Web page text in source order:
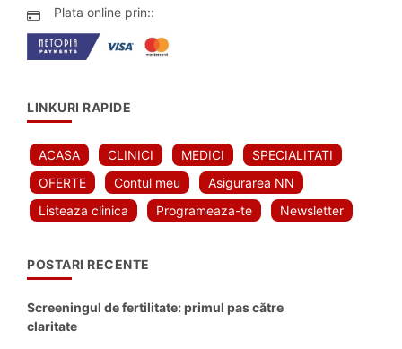
Plata online prin::
LINKURI RAPIDE
ACASA CLINICI MEDICI
SPECIALITATI
OFERTE
Contul meu
Asigurarea NN
Listeaza clinica
Programeaza-te Newsletter
POSTARI RECENTE
Screeningul de fertilitate: primul pas către
claritate